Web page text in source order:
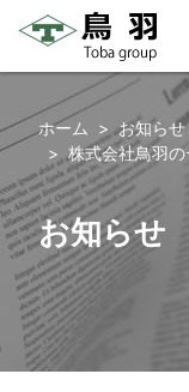
テ
ツ
へ
ス
キ
プ
ホーム
お知らせ
株式会社鳥羽の
お知らせ